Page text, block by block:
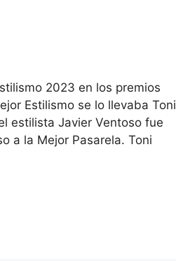
2023 en los premios
Estilismo se lo llevaba Toni
estilista Javier Ventoso fue
a la Mejor Pasarela. Toni